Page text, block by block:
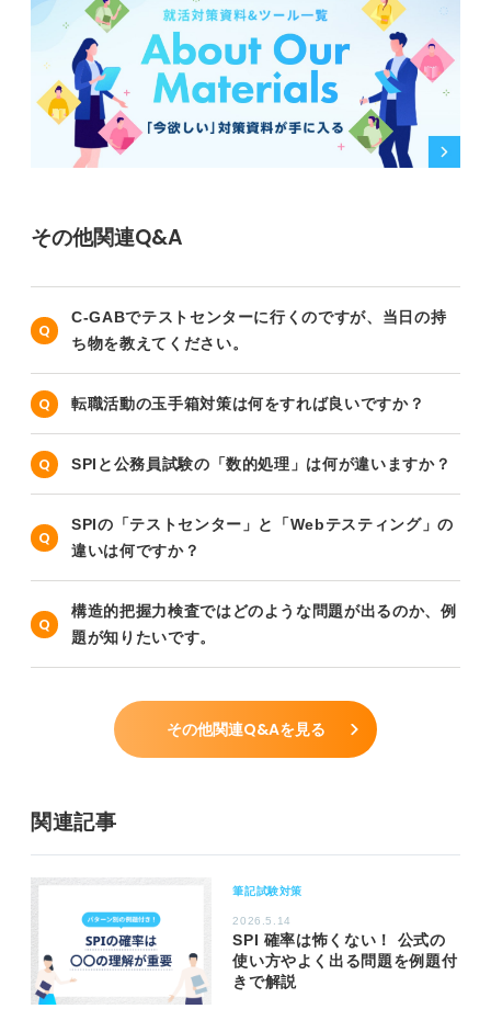
その他関連Q&A
C-GABでテストセンターに行くのですが、当日の持
ち物を教えてください。
転職活動の玉手箱対策は何をすれば良いですか？
SPIと公務員試験の「数的処理」は何が違いますか？
SPIの「テストセンター」と「Webテスティング」の
違いは何ですか？
構造的把握力検査ではどのような問題が出るのか、例
題が知りたいです。
その他関連Q&Aを見る
関連記事
筆記試験対策
2026.5.14
SPI 確率は怖くない！ 公式の
使い方やよく出る問題を例題付
きで解説